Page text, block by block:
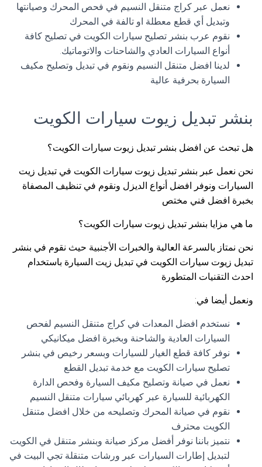
نعمل عبر كراج متنقل النسيم في فحص المحرك وصيانتها
وتبديل أي قطع معطلة او تالفة في المحرك
نقوم عرب بنشر تصليح سيارات الكويت في تصليح كافة
أنواع السيارات العادي والشاحنات والاتوماتيك.
لدينا افضل متنقل النسيم ونقوم في تبديل وتصليح مكيف
السيارة بحرفية عالية
بنشر تبديل زيوت سيارات الكويت
هل تبحث عن افضل بنشر تبديل زيوت سيارات الكويت؟
نحن نعمل عبر بنشر تبديل زيوت سيارات الكويت في تبديل زيت
السيارات ونوفر افضل أنواع الديزل ونقوم في تنظيف المصفاة
بخبرة افضل فني مختص
ما هي مزايا بنشر تبديل زيوت سيارات الكويت؟
نحن نمتاز بالسرعة العالية والخبرات الأجنبية حيث نقوم في بنشر
تبديل زيوت سيارات الكويت في تبديل زيت السيارة باستخدام
احدث التقنيات المتطورة
ونعمل أيضا في:
نستخدم افضل المعدات في كراج متنقل النسيم لفحص
السيارات العادية والشاحنة وبخبرة افضل ميكانيكي
نوفر كافة قطع الغيار للسيارات وبسعر رخيص في بنشر
تصليح سيارات الكويت مع خدمة تبديل القطع
نعمل في صيانة وتصليح مكيف السيارة وفحص الدارة
الكهربائية للسيارة عبر كهربائي سيارات متنقل النسيم
نقوم في صيانة المحرك وتصليحه من خلال افضل متنقل
الكويت محترف
نتميز باننا نوفر أفضل مركز صيانة وبنشر متنقل في الكويت
لتبديل إطارات السيارات عبر ورشات متنقلة تجي البيت في